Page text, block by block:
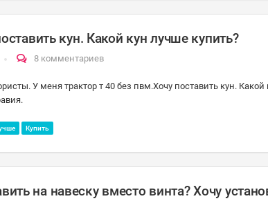
кун. Какой кун лучше купить?
8 комментариев
У меня трактор т 40 без пвм.Хочу поставить кун. Какой
Купить
на навеску вместо винта? Хочу